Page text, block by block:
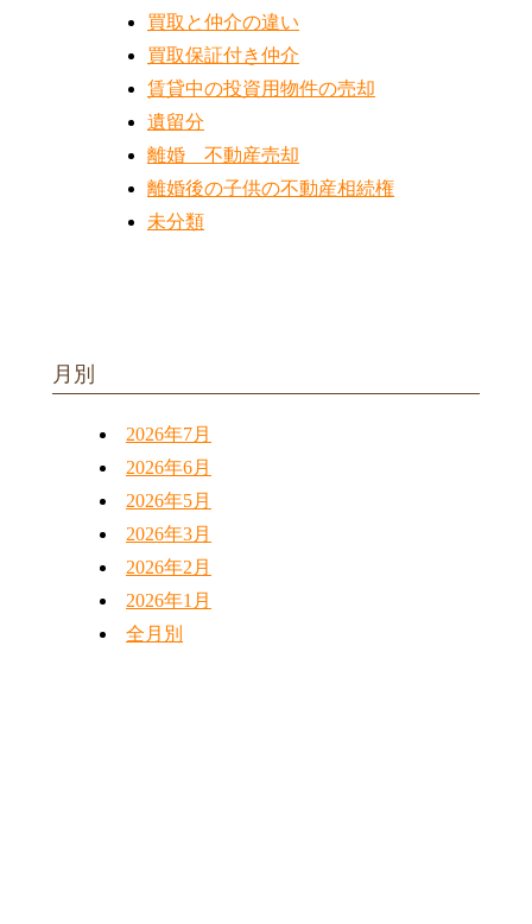
買取と仲介の違い
買取保証付き仲介
賃貸中の投資用物件の売却
遺留分
離婚 不動産売却
離婚後の子供の不動産相続権
未分類
月別
2026年7月
2026年6月
2026年5月
2026年3月
2026年2月
2026年1月
全月別